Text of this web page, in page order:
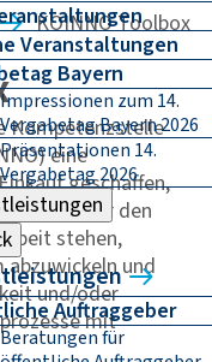
Veranstaltungen
Bayern
Impressionen zum 14.
Vergabetag Bayern 2026
Präsentationen 14.
Vergabetag 2026
Auftraggeber
Beratungen für
KOINNO Toolbox
Kompetenzstelle
eine
geschaffen,
täglich vor den
stehen,
und
und/oder
mit